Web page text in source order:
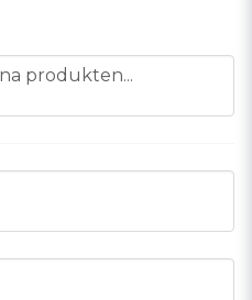
produkten...